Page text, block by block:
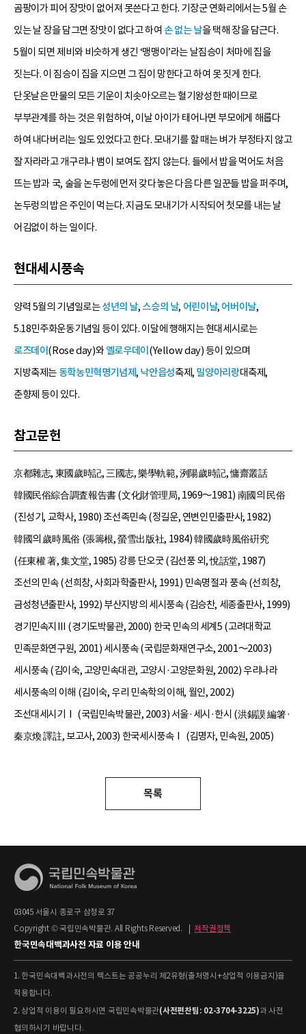
곰팡이가 피어 장맛이 없어져 못쓴다고 한다. 기장군 연화리에서는 5월 손
있는 날 장을 담그면 장맛이 없다고 하여 손 없는 날을 택해 장을 담근다.
5월이 되면 제비와 비슷하게 생긴 ‘맹맹이’라는 날짐승이 처마에 집을
짓는다. 이 짐승이 집을 지으면 그 집이 망한다고 하여 못 짓게 한다.
단옷날은 만물의 모든 기운이 치솟아오르는 혈기왕성한 때이므로
부부관계를 하는 것은 위험하여, 이날 아이가 태어나면 부모에게 해롭다
하여 내다버리는 일도 있었다고 한다. 모내기를 할 때는 벼가 부정타지 않고
잘 자라라고 개구리나 뱀이 보여도 잡지 않는다. 들에서 밥을 먹어도 처음
뜨는 밥과 국, 술을 논두렁에 먼저 갖다놓은 다음 다른 일꾼들 밥을 퍼주며,
논두렁의 밥은 주인이 먹는다. 지금도 모내기가 시작되어 첫모를 내는 날
어김없이 하는 일이다.
현대세시풍속
양력 5월의 기념일로는성년의 날, 스승의 날, 어린이날, 어버이날,
5.18민주화운동기념일 등이 있다. 이달에 행해지는 현대세시로는
로즈데이 (Rose day)와옐로우데이 (Yellow day) 등이 있으며
지방축제는 동학농민혁명기념제, 낙안읍성축제, 밀양아리랑대축제,
춘향제 등이 있다.
참고문헌
京都雜志, 東國歲時記, 三國志, 樂學軌範, 洌陽歲時記, 慵齋叢話
韓國民俗綜合調査報告書 (文化財管理局, 1969～1981) 南國의 民俗
(진성기, 교학사, 1980) 조선족민속 (정길운, 연변인민출판사, 1982)
韓國의 歲時風俗 (張籌根, 螢雪出版社, 1984) 韓國歲時風俗硏究
(任東權 著, 集文堂, 1985) 강릉 단오굿 (김선풍 외, 悅話堂, 1987)
조선의 민속 (선희창, 사회과학출판사, 1991) 민속명절과 풍속 (선희창,
금성청년출판사, 1992) 부산지방의 세시풍속 (김승찬, 세종출판사, 1999)
경기민속지Ⅲ (경기도박물관, 2000) 한국 민속의 세계5 (고려대학교
민족문화연구원, 2001) 세시풍속 (국립문화재연구소, 2001～2003)
세시풍속 (김이숙, 고양민속대관, 고양시·고양문화원, 2002) 우리나라
세시풍속의 이해 (김이숙, 우리 민속학의 이해, 월인, 2002)
조선대세시기Ⅰ (국립민속박물관, 2003) 서울·세시·한시 (洪錫謨 編箸·
秦京煥 譯註, 보고사, 2003) 한국세시풍속Ⅰ (김명자, 민속원, 2005)
목록
03045 서울시 종로구 삼청로 37
Copyright © 국립민속박물관. All Rights Reserved.
저작권정책
한국민속대백과사전 자료 이용 안내
1. 한국민속대백과사전의 텍스트는 공공누리 제2유형(출처명시+상업적 이용금지)을
적용합니다.
2. 상업적 이용이 필요하시면 국립민속박물관(사전편찬팀: 02-3704-3225)과 사전
협의하시기 바랍니다.